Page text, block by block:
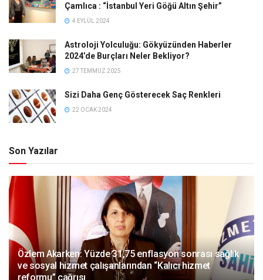
Çamlıca : “İstanbul Yeri Göğü Altın Şehir”
4 EYLÜL 2024
Astroloji Yolculuğu: Gökyüzünden Haberler
2024’de Burçları Neler Bekliyor?
27 TEMMUZ 2025
Sizi Daha Genç Gösterecek Saç Renkleri
22 OCAK 2024
Son Yazılar
Özlem Akarken: Yüzde 31,75 enflasyon sonrası sağlık
ve sosyal hizmet çalışanlarından “Kalıcı hizmet
reformu” çağrısı